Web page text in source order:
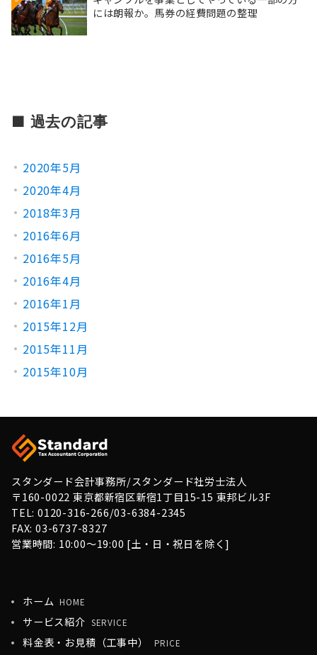
には朗報か。馬券の経費問題の整理
■ 過去の記事
2020年5月
2020年4月
2018年3月
2016年6月
2016年5月
2016年4月
2016年1月
2015年12月
2015年11月
2015年10月
スタンダード会計事務所/スタンダード社労士法人
〒160-0022 東京都新宿区新宿1丁目15-15 東邦ビル3F
TEL: 0120-316-266/03-6384-2345
FAX: 03-6737-8327
営業時間: 10:00〜19:00 [土・日・祝日を除く]
ホーム HOME
サービス紹介 SERVICE
料金表・お見積（工事中） PRICE